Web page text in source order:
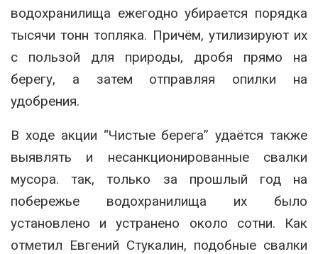
водохранилища ежегодно убирается порядка
тысячи тонн топляка. Причём, утилизируют их
с пользой для природы, дробя прямо на
берегу, а затем отправляя опилки на
удобрения.
В ходе акции “Чистые берега” удаётся также
выявлять и несанкционированные свалки
мусора. так, только за прошлый год на
побережье водохранилища их было
установлено и устранено около сотни. Как
отметил Евгений Стукалин, подобные свалки